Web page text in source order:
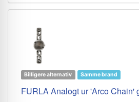
Billigere alternativ Samme brand
FURLA Analogt ur 'Arco Chain'